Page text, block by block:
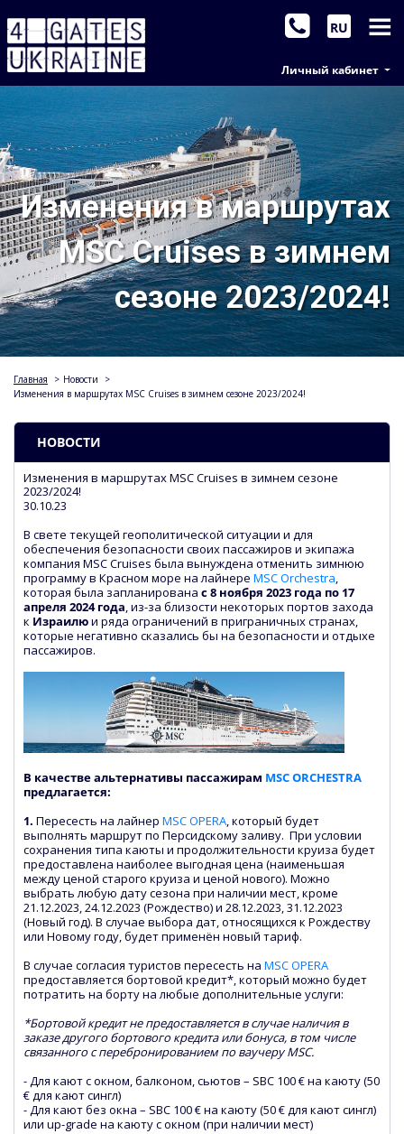
Личный кабинет
RU
Изменения в маршрутах
MSC Cruises в зимнем
сезоне 2023/2024!
Главная > Новости
>
Изменения в маршрутах MSC Cruises в зимнем сезоне 2023/2024!
НОВОСТИ
Изменения в маршрутах MSC Cruises в зимнем сезоне
2023/2024!
30.10.23
В свете текущей геополитической ситуации и для
обеспечения безопасности своих пассажиров и экипажа
компания MSC Cruises была вынуждена отменить зимнюю
программу в Красном море на лайнере MSC Orchestra,
которая была запланирована с 8 ноября 2023 года по 17
апреля 2024 года, из-за близости некоторых портов захода
к Израилюи ряда ограничений в приграничных странах,
которые негативно сказались бы на безопасности и отдыхе
пассажиров.
В качестве альтернативы пассажирам MSC ORCHESTRA
предлагается:
1. Пересесть на лайнер MSC OPERA, который будет
выполнять маршрут по Персидскому заливу. При условии
сохранения типа каюты и продолжительности круиза будет
предоставлена наиболее выгодная цена (наименьшая
между ценой старого круиза и ценой нового). Можно
выбрать любую дату сезона при наличии мест, кроме
21.12.2023, 24.12.2023 (Рождество) и 28.12.2023, 31.12.2023
(Новый год). В случае выбора дат, относящихся к Рождеству
или Новому году, будет применён новый тариф.
В случае согласия туристов пересесть на MSC OPERA
предоставляется бортовой кредит*, который можно будет
потратить на борту на любые дополнительные услуги:
*Бортовой кредит не предоставляется в случае наличия в
заказе другого бортового кредита или бонуса, в том числе
связанного с перебронированием по ваучеру MSC.
- Для кают с окном, балконом, сьютов – SBC 100 € на каюту (50
€ для кают сингл)
- Для кают без окна – SBC 100 € на каюту (50 € для кают сингл)
или up-grade на каюту с окном (при наличии мест)